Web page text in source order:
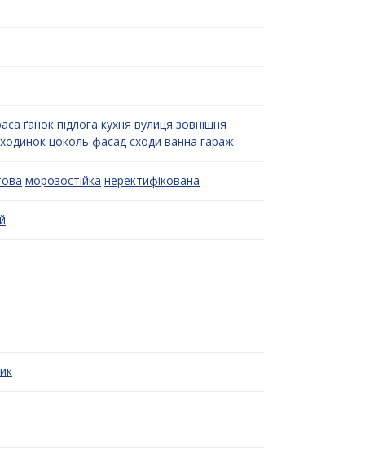
ґанок підлога кухня вулиця зовнішня
цоколь фасад сходи ванна гараж
морозостійка неректифікована